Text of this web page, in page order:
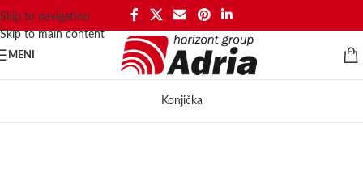
Skip to navigation
Skip to main content
MENI
Konjička